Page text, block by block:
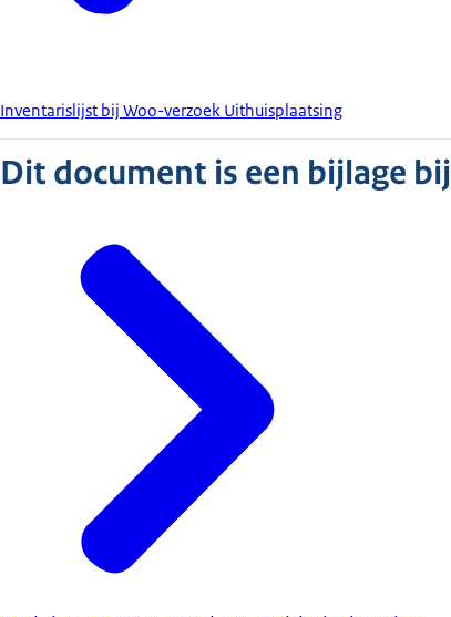
Inventarislijst bij Woo-verzoek Uithuisplaatsing
Dit document is een bijlage bij